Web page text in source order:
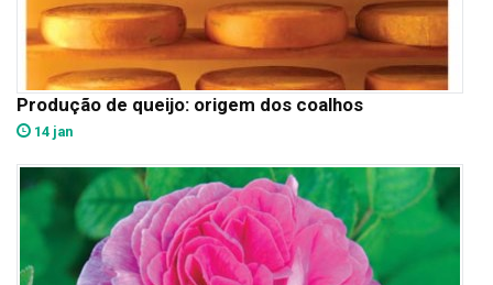
Produção de queijo: origem dos coalhos
14 jan